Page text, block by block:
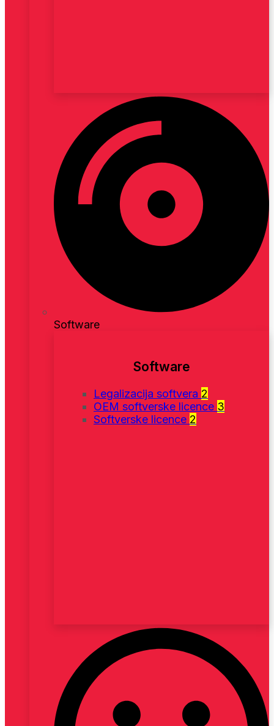
Software
Software
Legalizacija softvera 2
OEM softverske licence 3
Softverske licence 2